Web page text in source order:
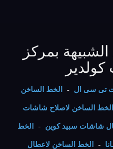
بمركز
تى سى ال - الخط الساخن
الخط الساخن لاصلاح شاشات
شاشات سبيد كوين - الخط
- الخط الساخن لاعطال